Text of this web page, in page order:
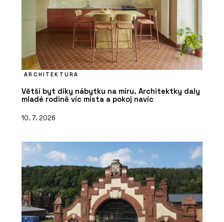
ARCHITEKTURA
Větší byt díky nábytku na míru. Architektky daly
mladé rodině víc místa a pokoj navíc
10. 7. 2026